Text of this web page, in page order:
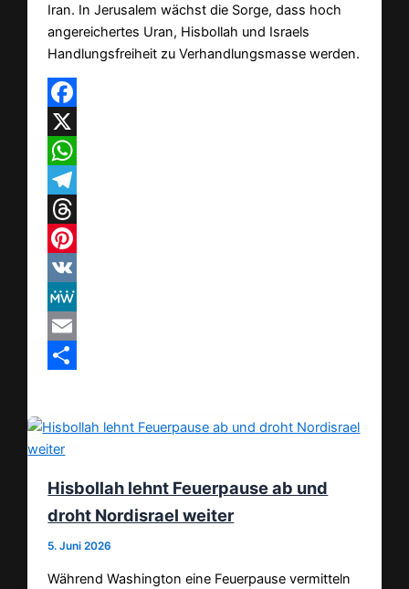
Iran. In Jerusalem wächst die Sorge, dass hoch
angereichertes Uran, Hisbollah und Israels
Handlungsfreiheit zu Verhandlungsmasse werden.
Facebook
X
WhatsApp
Telegram
Threads
Pinterest
VK
MeWe
Email
Hisbollah lehnt Feuerpause ab und
droht Nordisrael weiter
5. Juni 2026
Während Washington eine Feuerpause vermitteln